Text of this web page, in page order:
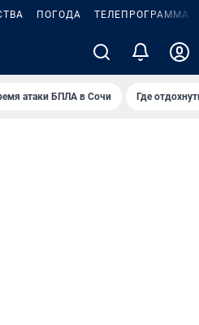
ПОГОДА ТЕЛЕПРОГРАММА
атаки БПЛА в Сочи Где